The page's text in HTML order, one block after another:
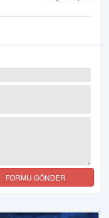
FORMU GÖNDER